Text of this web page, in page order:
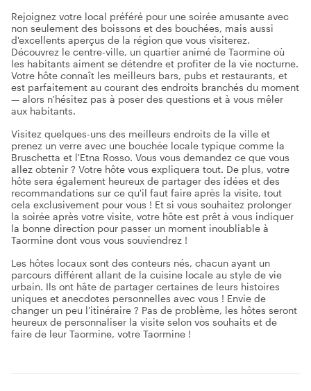
Rejoignez votre local préféré pour une soirée amusante avec
non seulement des boissons et des bouchées, mais aussi
d'excellents aperçus de la région que vous visiterez.
Découvrez le centre-ville, un quartier animé de Taormine où
les habitants aiment se détendre et profiter de la vie nocturne.
Votre hôte connaît les meilleurs bars, pubs et restaurants, et
est parfaitement au courant des endroits branchés du moment
— alors n'hésitez pas à poser des questions et à vous mêler
aux habitants.
Visitez quelques-uns des meilleurs endroits de la ville et
prenez un verre avec une bouchée locale typique comme la
Bruschetta et l'Etna Rosso. Vous vous demandez ce que vous
allez obtenir ? Votre hôte vous expliquera tout. De plus, votre
hôte sera également heureux de partager des idées et des
recommandations sur ce qu'il faut faire après la visite, tout
cela exclusivement pour vous ! Et si vous souhaitez prolonger
la soirée après votre visite, votre hôte est prêt à vous indiquer
la bonne direction pour passer un moment inoubliable à
Taormine dont vous vous souviendrez !
Les hôtes locaux sont des conteurs nés, chacun ayant un
parcours différent allant de la cuisine locale au style de vie
urbain. Ils ont hâte de partager certaines de leurs histoires
uniques et anecdotes personnelles avec vous ! Envie de
changer un peu l'itinéraire ? Pas de problème, les hôtes seront
heureux de personnaliser la visite selon vos souhaits et de
faire de leur Taormine, votre Taormine !